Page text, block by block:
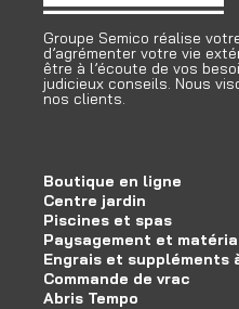
Groupe Semico réalise
d’agrémenter votre vie
être à l’écoute de vos
judicieux conseils. Nous
nos clients.
Boutique en ligne
Centre jardin
Piscines et spas
Paysagement et
Engrais et suppléments
Commande de vrac
Abris Tempo